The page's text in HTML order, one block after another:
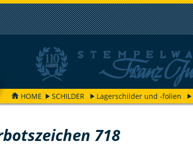
HOME SCHILDER Lagerschilder und -folien
718